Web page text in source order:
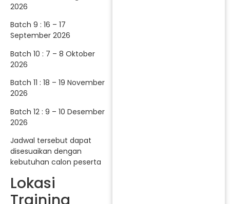
2026
Batch 9 : 16 – 17
September 2026
Batch 10 : 7 – 8 Oktober
2026
Batch 11 : 18 – 19 November
2026
Batch 12 : 9 – 10 Desember
2026
Jadwal tersebut dapat
disesuaikan dengan
kebutuhan calon peserta
Lokasi